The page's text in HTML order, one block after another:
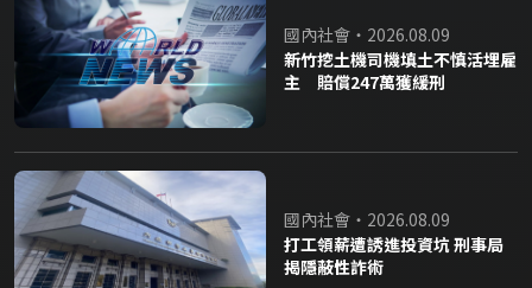
國內社會・2026.08.09
新竹挖土機司機填土不慎活埋雇
主 賠償247萬獲緩刑
國內社會・2026.08.09
打工領薪遭誘進投資坑 刑事局
揭隱蔽性詐術